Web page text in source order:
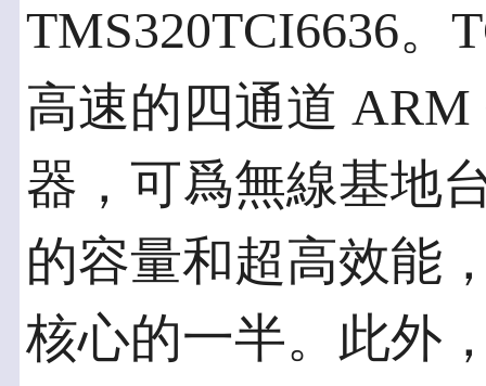
TMS320TCI6636。
高速的四通道 ARM
器，可爲無線基地
的容量和超高效能
核心的一半。此外